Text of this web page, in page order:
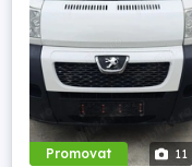
Promovat 11